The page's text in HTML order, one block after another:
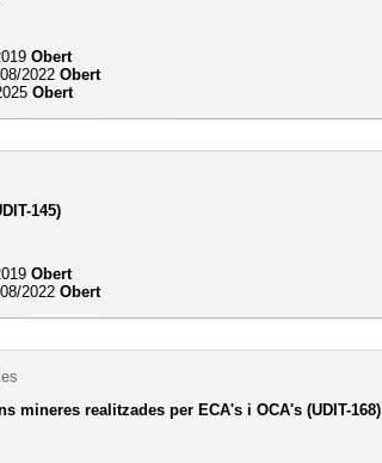
Obert
2022Obert
Obert
145)
Obert
2022Obert
mineres realitzades per ECA's i OCA's (UDIT-168)